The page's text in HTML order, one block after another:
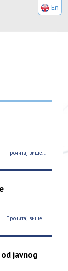
Прочитај више...
Прочитај више...
javnog
En